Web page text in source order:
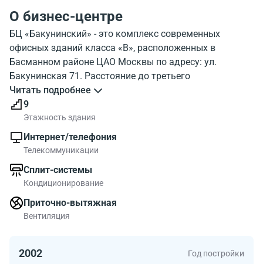
О бизнес-центре
БЦ «Бакунинский» - это комплекс современных
офисных зданий класса «B», расположенных в
Басманном районе ЦАО Москвы по адресу: ул.
Бакунинская 71. Расстояние до третьего
транспортного кольца около 1 километра, до
Садового – менее трех. До ближайших станций метро
Бакунинская и Электрозаводская дорога пешком
займет 10-15 минут. Бизнес-центр выполнен в
современном стиле с использованием
комплекса составляет -25 000 кв.м. В аренду
предлагаются офисные помещения смешанной
планировки с выполненной отделкой и готовые к
въезду. Минимальная площадь составляет -100 кв.м.
реконструкция всех инженерных систем, в том числе
Читать подробнее
9
Этажность здания
Интернет/телефония
Телекоммуникации
Сплит-системы
Кондиционирование
Приточно-вытяжная
Вентиляция
2002 Год постройки